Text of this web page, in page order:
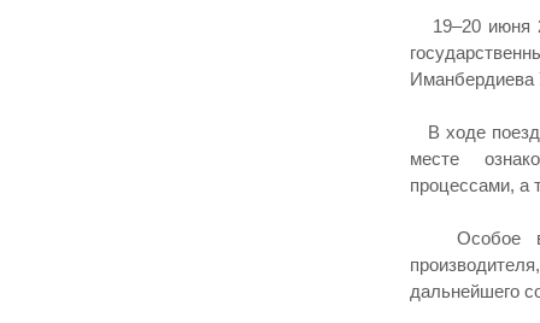
19–20 июня
Иманбердиева
В ходе
месте
процессами, а
Особое
дальнейшего